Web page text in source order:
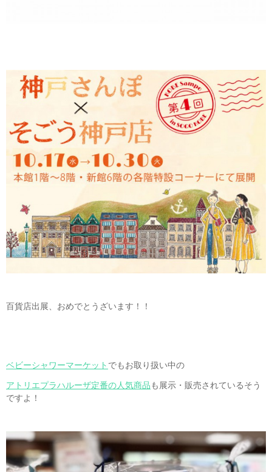
百貨店出展、おめでとうざいます！！
ベビーシャワーマーケット でもお取り扱い中の
アトリエプラハルーザ定番の人気商品も展示・販売されているそう
ですよ！